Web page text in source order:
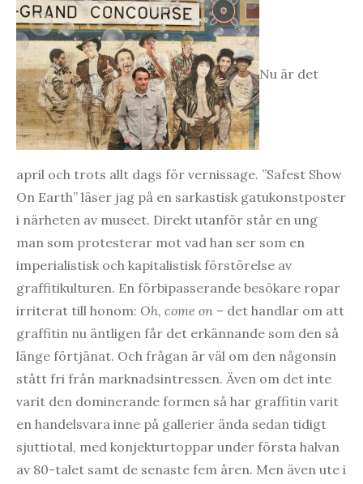
Nu är det
april och trots allt dags för vernissage. ”Safest Show
On Earth” läser jag på en sarkastisk gatukonstposter
i närheten av museet. Direkt utanför står en ung
man som protesterar mot vad han ser som en
imperialistisk och kapitalistisk förstörelse av
graffitikulturen. En förbipasserande besökare ropar
irriterat till honom: Oh, come on – det handlar om att
graffitin nu äntligen får det erkännande som den så
länge förtjänat. Och frågan är väl om den någonsin
stått fri från marknadsintressen. Även om det inte
varit den dominerande formen så har graffitin varit
en handelsvara inne på gallerier ända sedan tidigt
sjuttiotal, med konjekturtoppar under första halvan
av 80-talet samt de senaste fem åren. Men även ute i